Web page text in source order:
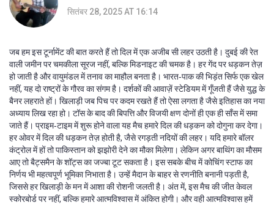
सितंबर 28, 2025 AT 16:14
जब हम इस टूर्नामेंट की बात करते हैं तो दिल में एक अजीब सी लहर उठती है। दुबई की रेत
वाली जमीन पर चमकीला सूरज नहीं, बल्कि मिडनाइट की चमक है। हर गेंद पर धड़कन तेज़
हो जाती है और वायुमंडल में तनाव का माहौल बनता है। भारत‑पाक की भिड़ंत सिर्फ एक खेल
नहीं, यह दो राष्ट्रों के गौरव का संगम है। दर्शकों की आवाज़ें स्टेडियम में गूँजती हैं जैसे युद्ध के
बैनर लहराते हों। खिलाड़ी जब पिच पर कदम रखते हैं तो ऐसा लगता है जैसे इतिहास का नया
अध्याय लिख रहा हो। टॉस के बाद की बिपत्ति और विजयी क्षण दोनों ही एक ही साँस में समा
जाते हैं। प्राइम‑टाइम में शुरू होने वाला यह मैच हमारे दिल की धड़कन को दोगुना कर देगा।
हर ओवर में दिल की धड़कन तेज़ होती है, जैसे रगड़ती नदियों की लहर। यदि हमारे बॉलर
कंट्रोल में हों तो पाकिस्तान को झझोरी देने का मौका मिलेगा। लेकिन अगर बाथिंग का मौसम
आए तो बैट्समैन के शॉट्स का जज्बा टूट सकता है। इस सबके बीच में कोचिंग स्टाफ का
निर्णय भी महत्वपूर्ण भूमिका निभाता है। उन्हें मैदान के बाहर से रणनीति बनानी पड़ती है,
जिससे हर खिलाड़ी के मन में आशा की रोशनी जलती है। अंत में, इस मैच की जीत केवल
स्कोरबोर्ड पर नहीं, बल्कि हमारे आत्मविश्वास में अंकित होगी। और वही आत्मविश्वास हमें